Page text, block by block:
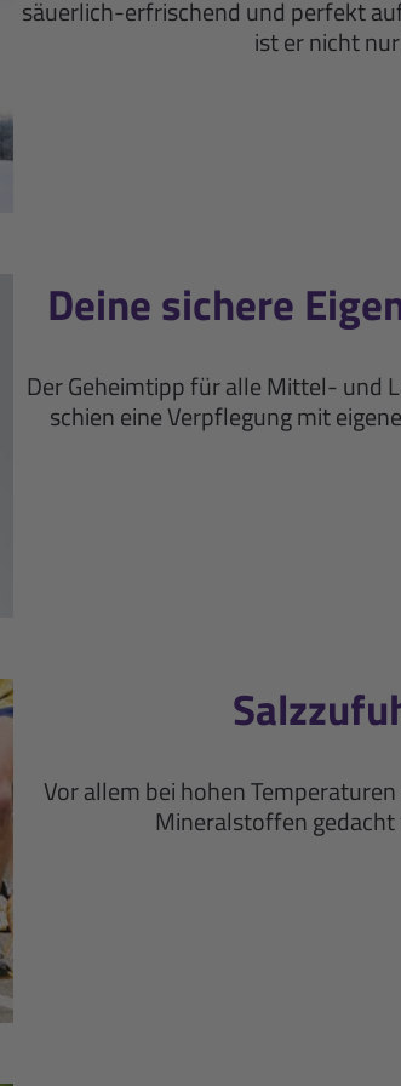
säuerlich-erfrischend und perfekt
ist er nicht
Deine sichere
Der Geheimtipp für alle Mittel- und
schien eine Verpflegung mit
Vor allem bei hohen
Mineralstoffen gedacht